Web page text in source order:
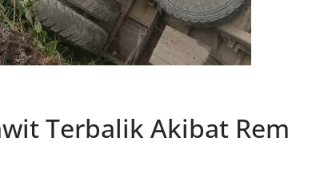
Terbalik Akibat Rem